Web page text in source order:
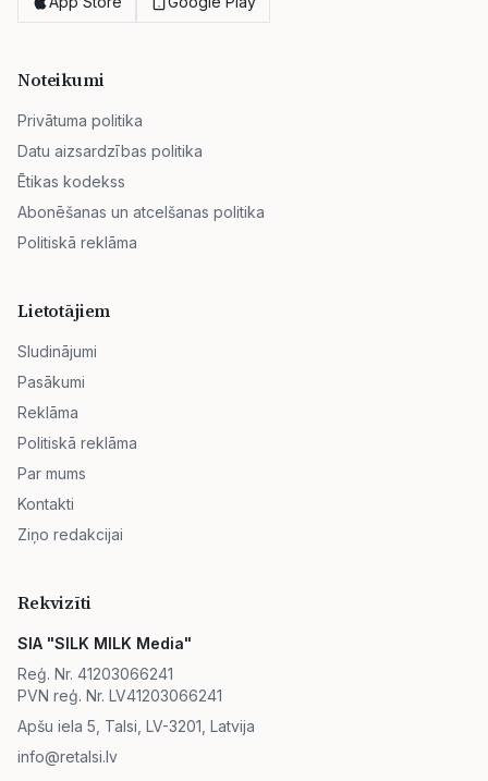
Noteikumi
Privātuma politika
Datu aizsardzības politika
Ētikas kodekss
Abonēšanas un atcelšanas politika
Politiskā reklāma
Lietotājiem
Sludinājumi
Pasākumi
Reklāma
Politiskā reklāma
Par mums
Kontakti
Ziņo redakcijai
Rekvizīti
SIA "SILK MILK Media"
Reģ. Nr. 41203066241
PVN reģ. Nr. LV41203066241
Apšu iela 5, Talsi, LV-3201, Latvija
info@retalsi.lv